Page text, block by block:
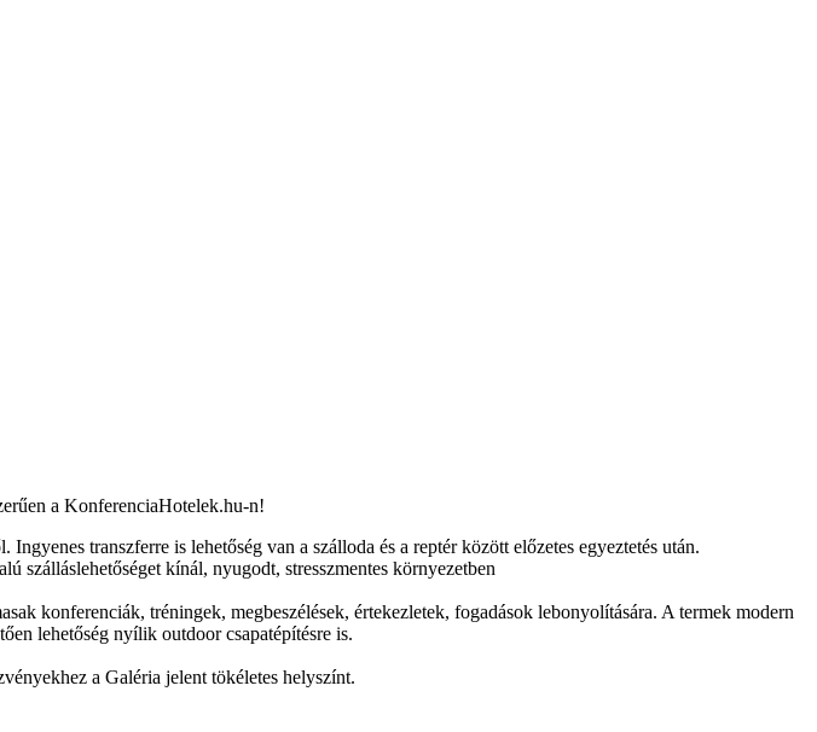
a KonferenciaHotelek.hu-n!
transzferre is lehetőség van a szálloda és a reptér között előzetes egyeztetés után.
szálláslehetőséget kínál, nyugodt, stresszmentes környezetben
konferenciák, tréningek, megbeszélések, értekezletek, fogadások lebonyolítására. A termek modern
lehetőség nyílik outdoor csapatépítésre is.
a Galéria jelent tökéletes helyszínt.